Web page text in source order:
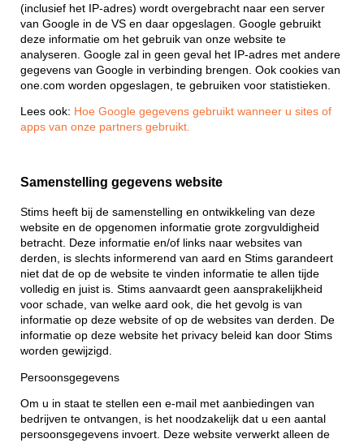
(inclusief het IP-adres) wordt overgebracht naar een server
van Google in de VS en daar opgeslagen. Google gebruikt
deze informatie om het gebruik van onze website te
analyseren. Google zal in geen geval het IP-adres met andere
gegevens van Google in verbinding brengen. Ook cookies van
one.com worden opgeslagen, te gebruiken voor statistieken.
Lees ook: Hoe Google gegevens gebruikt wanneer u sites of
apps van onze partners gebruikt.
Samenstelling gegevens website
Stims heeft bij de samenstelling en ontwikkeling van deze
website en de opgenomen informatie grote zorgvuldigheid
betracht. Deze informatie en/of links naar websites van
derden, is slechts informerend van aard en Stims garandeert
niet dat de op de website te vinden informatie te allen tijde
volledig en juist is. Stims aanvaardt geen aansprakelijkheid
voor schade, van welke aard ook, die het gevolg is van
informatie op deze website of op de websites van derden. De
informatie op deze website het privacy beleid kan door Stims
worden gewijzigd.
Persoonsgegevens
Om u in staat te stellen een e-mail met aanbiedingen van
bedrijven te ontvangen, is het noodzakelijk dat u een aantal
persoonsgegevens invoert. Deze website verwerkt alleen de